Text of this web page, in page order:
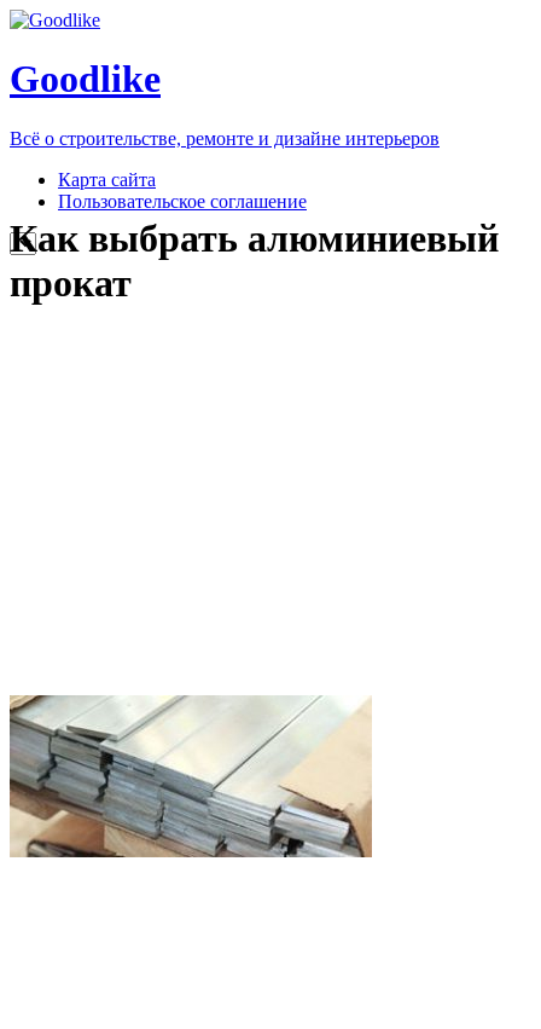
Goodlike
Всё о строительстве, ремонте и дизайне интерьеров
Карта сайта
Пользовательское соглашение
Как выбрать алюминиевый
прокат